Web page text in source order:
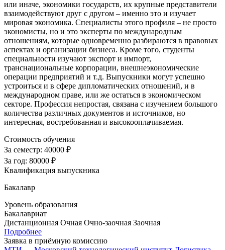
или иначе, экономики государств, их крупные представители
взаимодействуют друг с другом – именно это и изучает
мировая экономика. Специалисты этого профиля – не просто
экономисты, но и это эксперты по международным
отношениям, которые одновременно разбираются в правовых
аспектах и организации бизнеса. Кроме того, студенты
специальности изучают экспорт и импорт,
транснациональные корпорации, внешнеэкономические
операции предприятий и т.д. Выпускники могут успешно
устроиться и в сфере дипломатических отношений, и в
международном праве, или же остаться в экономическом
секторе. Профессия непростая, связана с изучением большого
количества различных документов и источников, но
интересная, востребованная и высокооплачиваемая.
Стоимость обучения
За семестр: 40000 ₽
За год: 80000 ₽
Квалификация выпускника
Бакалавр
Уровень образования
Бакалавриат
Дистанционная Очная Очно-заочная Заочная
Подробнее
Заявка в приёмную комиссию